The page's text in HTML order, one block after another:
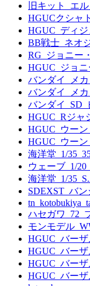
旧キット_エ
HGUCクシャ
HGUC_ディジ
BB戦士_ネオ
RG_ジョニー
HGUC_ジョ
バンダイ_メ
バンダイ_メ
バンダイ_SD_
HGUC_Rジャ
HGUC_ウーン
HGUC_ウー
海洋堂_1/
ウェーブ_1/
海洋堂_1/
SDEXST_バン
ハセガワ_72_
モンモデル
HGUC_バーザ
HGUC_バーザ
HGUC_バーザ
HGUC_バーザ